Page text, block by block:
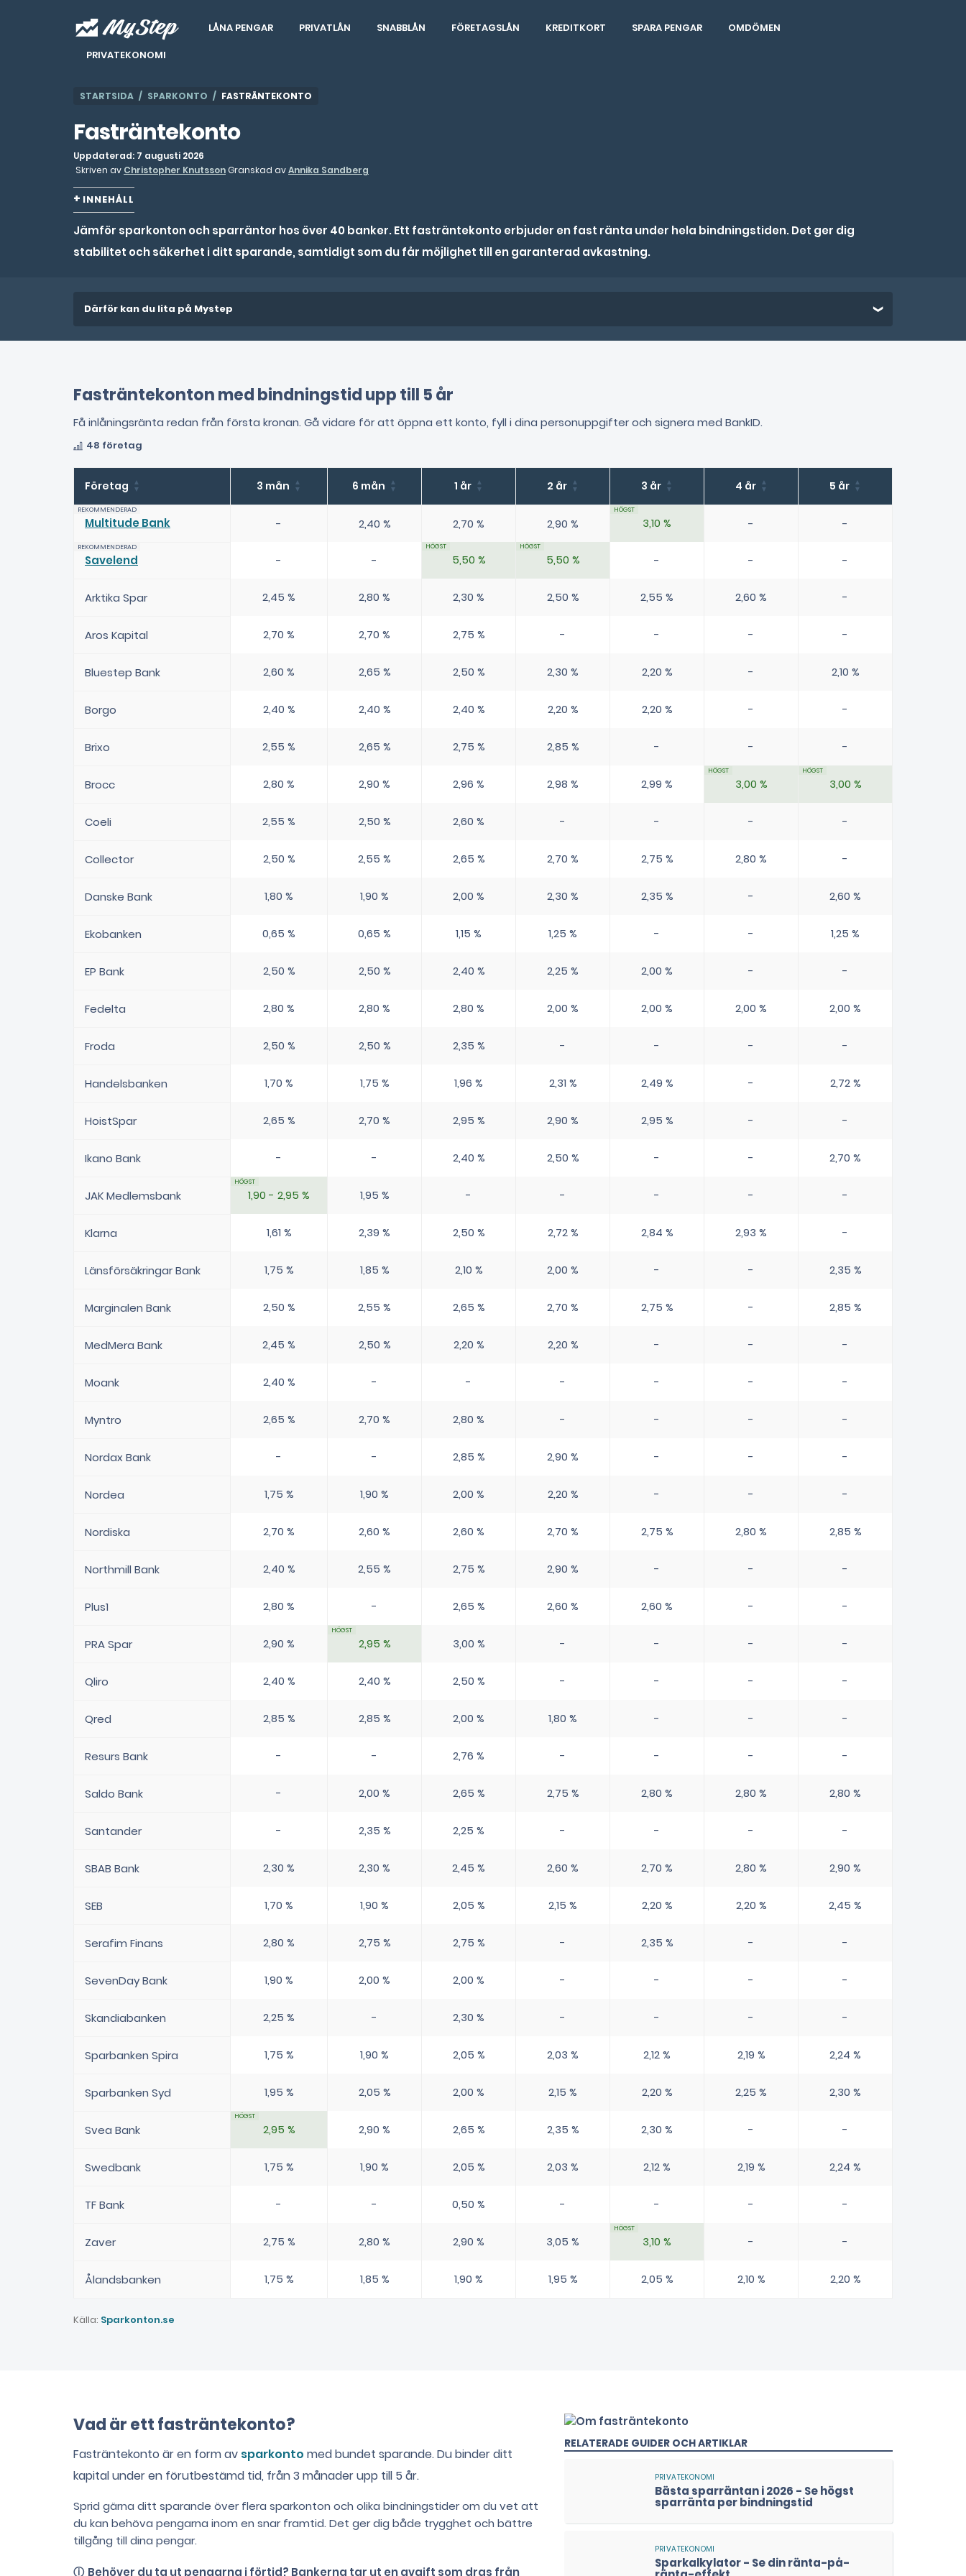
LÅNA PENGAR PRIVATLÅN SNABBLÅN FÖRETAGSLÅN KREDITKORT SPARA PENGAR
OMDÖMEN
PRIVATEKONOMI
STARTSIDA SPARKONTO FASTRÄNTEKONTO
Fasträntekonto
Uppdaterad: 7 augusti 2026
Skriven av Christopher KnutssonGranskad avAnnika Sandberg
INNEHÅLL
Jämför sparkonton och sparräntor hos över 40 banker. Ett fasträntekonto erbjuder en fast ränta under hela bindningstiden. Det ger dig
stabilitet och säkerhet i ditt sparande, samtidigt som du får möjlighet till en garanterad avkastning.
Därför kan du lita på Mystep
Fasträntekonton med bindningstid upp till 5 år
Få inlåningsränta redan från första kronan. Gå vidare för att öppna ett konto, fyll i dina personuppgifter och signera med BankID.
48 företag
Företag 3 mån 6 mån 1 år 2 år 3 år 4 år 5 år
Multitude Bank - 2,40 % 2,70 % 2,90 % 3,10 % - -
Savelend - - 5,50 % 5,50 % - - -
Arktika Spar 2,45 % 2,80 % 2,30 % 2,50 % 2,55 % 2,60 % -
Aros Kapital 2,70 % 2,70 % 2,75 % - - - -
Bluestep Bank 2,60 % 2,65 % 2,50 % 2,30 % 2,20 % - 2,10 %
Borgo 2,40 % 2,40 % 2,40 % 2,20 % 2,20 % - -
Brixo 2,55 % 2,65 % 2,75 % 2,85 % - - -
Brocc 2,80 % 2,90 % 2,96 % 2,98 % 2,99 % 3,00 % 3,00 %
Coeli 2,55 % 2,50 % 2,60 % - - - -
Collector 2,50 % 2,55 % 2,65 % 2,70 % 2,75 % 2,80 % -
Danske Bank 1,80 % 1,90 % 2,00 % 2,30 % 2,35 % - 2,60 %
Ekobanken 0,65 % 0,65 % 1,15 % 1,25 % - - 1,25 %
EP Bank 2,50 % 2,50 % 2,40 % 2,25 % 2,00 % - -
Fedelta 2,80 % 2,80 % 2,80 % 2,00 % 2,00 % 2,00 % 2,00 %
Froda 2,50 % 2,50 % 2,35 % - - - -
Handelsbanken 1,70 % 1,75 % 1,96 % 2,31 % 2,49 % - 2,72 %
HoistSpar 2,65 % 2,70 % 2,95 % 2,90 % 2,95 % - -
Ikano Bank - - 2,40 % 2,50 % - - 2,70 %
JAK Medlemsbank 1,90 - 2,95 % 1,95 % - - - - -
Klarna 1,61 % 2,39 % 2,50 % 2,72 % 2,84 % 2,93 % -
Länsförsäkringar Bank 1,75 % 1,85 % 2,10 % 2,00 % - - 2,35 %
Marginalen Bank 2,50 % 2,55 % 2,65 % 2,70 % 2,75 % - 2,85 %
MedMera Bank 2,45 % 2,50 % 2,20 % 2,20 % - - -
Moank 2,40 % - - - - - -
Myntro 2,65 % 2,70 % 2,80 % - - - -
Nordax Bank - - 2,85 % 2,90 % - - -
Nordea 1,75 % 1,90 % 2,00 % 2,20 % - - -
Nordiska 2,70 % 2,60 % 2,60 % 2,70 % 2,75 % 2,80 % 2,85 %
Northmill Bank 2,40 % 2,55 % 2,75 % 2,90 % - - -
Plus1 2,80 % - 2,65 % 2,60 % 2,60 % - -
PRA Spar 2,90 % 2,95 % 3,00 % - - - -
Qliro 2,40 % 2,40 % 2,50 % - - - -
Qred 2,85 % 2,85 % 2,00 % 1,80 % - - -
Resurs Bank - - 2,76 % - - - -
Saldo Bank - 2,00 % 2,65 % 2,75 % 2,80 % 2,80 % 2,80 %
Santander - 2,35 % 2,25 % - - - -
SBAB Bank 2,30 % 2,30 % 2,45 % 2,60 % 2,70 % 2,80 % 2,90 %
SEB 1,70 % 1,90 % 2,05 % 2,15 % 2,20 % 2,20 % 2,45 %
Serafim Finans 2,80 % 2,75 % 2,75 % - 2,35 % - -
SevenDay Bank 1,90 % 2,00 % 2,00 % - - - -
Skandiabanken 2,25 % - 2,30 % - - - -
Sparbanken Spira 1,75 % 1,90 % 2,05 % 2,03 % 2,12 % 2,19 % 2,24 %
Sparbanken Syd 1,95 % 2,05 % 2,00 % 2,15 % 2,20 % 2,25 % 2,30 %
Svea Bank 2,95 % 2,90 % 2,65 % 2,35 % 2,30 % - -
Swedbank 1,75 % 1,90 % 2,05 % 2,03 % 2,12 % 2,19 % 2,24 %
TF Bank - - 0,50 % - - - -
Zaver 2,75 % 2,80 % 2,90 % 3,05 % 3,10 % - -
Ålandsbanken 1,75 % 1,85 % 1,90 % 1,95 % 2,05 % 2,10 % 2,20 %
Källa: Sparkonton.se
Vad är ett fasträntekonto?
Fasträntekonto är en form av sparkonto med bundet sparande. Du binder ditt
kapital under en förutbestämd tid, från 3 månader upp till 5 år.
Sprid gärna ditt sparande över flera sparkonton och olika bindningstider om du vet att
du kan behöva pengarna inom en snar framtid. Det ger dig både trygghet och bättre
tillgång till dina pengar.
Behöver du ta ut pengarna i förtid? Bankerna tar ut en avgift som dras från
RELATERADE GUIDER OCH ARTIKLAR
Bästa sparräntan i 2026 - Se högst
sparränta per bindningstid
Sparkalkylator - Se din ränta-på-